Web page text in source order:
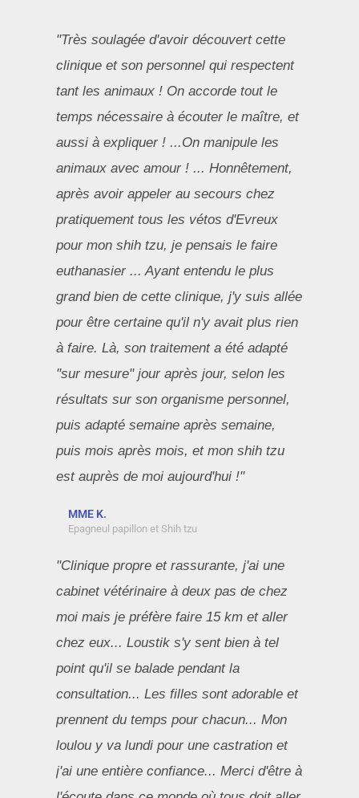
"Très soulagée d'avoir découvert cette
clinique et son personnel qui respectent
tant les animaux ! On accorde tout le
temps nécessaire à écouter le maître, et
aussi à expliquer ! ...On manipule les
animaux avec amour ! ... Honnêtement,
après avoir appeler au secours chez
pratiquement tous les vétos d'Evreux
pour mon shih tzu, je pensais le faire
euthanasier ... Ayant entendu le plus
grand bien de cette clinique, j'y suis allée
pour être certaine qu'il n'y avait plus rien
à faire. Là, son traitement a été adapté
"sur mesure" jour après jour, selon les
résultats sur son organisme personnel,
puis adapté semaine après semaine,
puis mois après mois, et mon shih tzu
est auprès de moi aujourd'hui !"
MME K.
Epagneul papillon et Shih tzu
"Clinique propre et rassurante, j'ai une
cabinet vétérinaire à deux pas de chez
moi mais je préfère faire 15 km et aller
chez eux... Loustik s'y sent bien à tel
point qu'il se balade pendant la
consultation... Les filles sont adorable et
prennent du temps pour chacun... Mon
loulou y va lundi pour une castration et
j'ai une entière confiance... Merci d'être à